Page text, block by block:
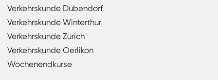
Verkehrskunde Dübendorf
Verkehrskunde Winterthur
Verkehrskunde Zürich
Verkehrskunde Oerlikon
Wochenendkurse